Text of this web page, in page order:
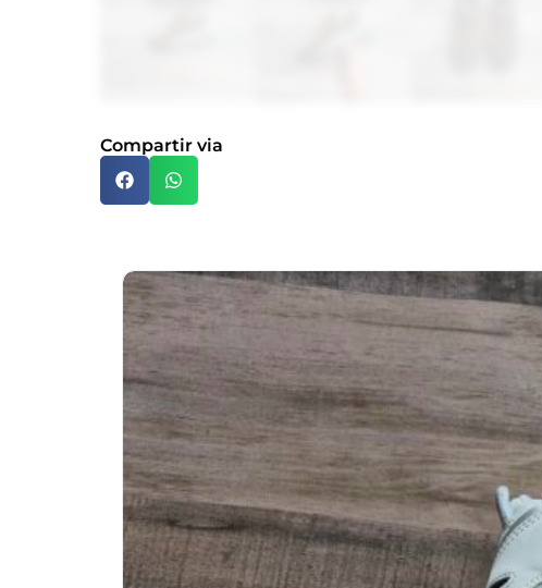
Compartir via